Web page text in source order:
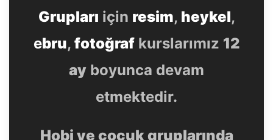
Grupları için resim, heykel,
ebru, fotoğrafkurslarımız 12
ay boyunca devam
etmektedir.
Hobi ve çocuk gruplarında